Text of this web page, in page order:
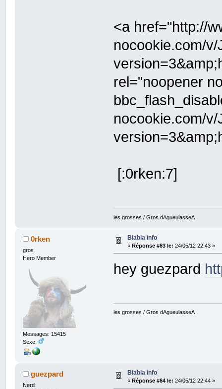
<a href="http://
nocookie.com/
rel="noopener
nocookie.com/
[:0rken:7]
les grosses / Gros dAgueulasseA
0rken
gros
Hero Member
Messages: 15415
Sexe:
Blabla info
« Réponse #63 le: 24/05/12 22:43 »
hey guezpard
les grosses / Gros dAgueulasseA
guezpard
Nerd
Blabla info
« Réponse #64 le: 24/05/12 22:44 »